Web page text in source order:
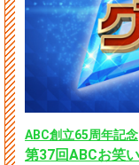
ABC創立65周年記念
第37回ABCお笑